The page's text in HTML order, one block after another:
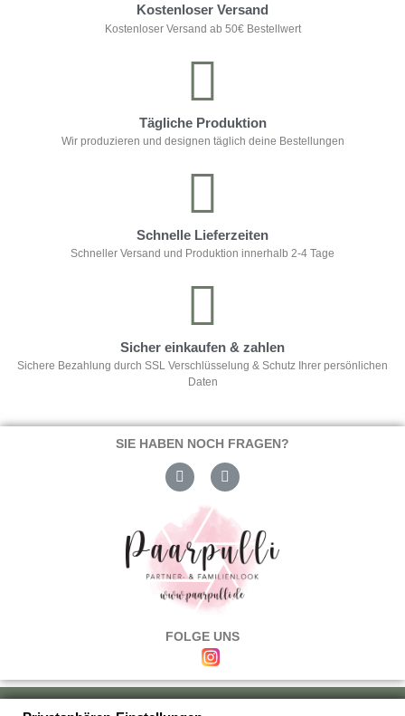
Kostenloser Versand
Kostenloser Versand ab 50€ Bestellwert
Tägliche Produktion
Wir produzieren und designen täglich deine Bestellungen
Schnelle Lieferzeiten
Schneller Versand und Produktion innerhalb 2-4 Tage
Sicher einkaufen & zahlen
Sichere Bezahlung durch SSL Verschlüsselung & Schutz Ihrer persönlichen
Daten
SIE HABEN NOCH FRAGEN?
FOLGE UNS